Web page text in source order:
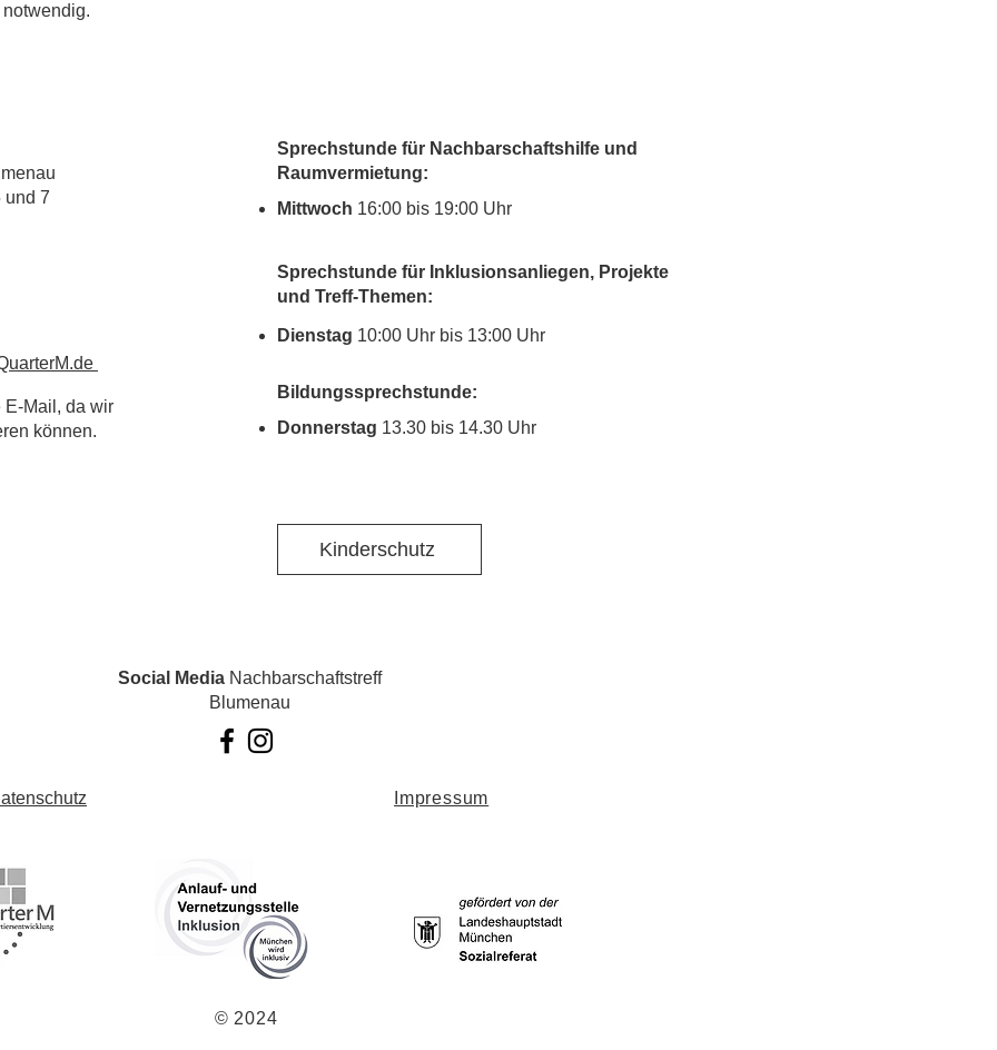
und 7
E-Mail, da wir
können.
Sprechstunde für Nachbarschaftshilfe und
Raumvermietung:
Mittwoch 16:00 bis 19:00 Uhr
Sprechstunde für Inklusionsanliegen, Projekte
und Treff-Themen:
Dienstag 10:00 Uhr bis 13:00 Uhr
Bildungssprechstunde:
Donnerstag 13.30 bis 14.30 Uhr
Kinderschutz
Social MediaNachbarschaftstreff
Blumenau
Impressum
© 2024